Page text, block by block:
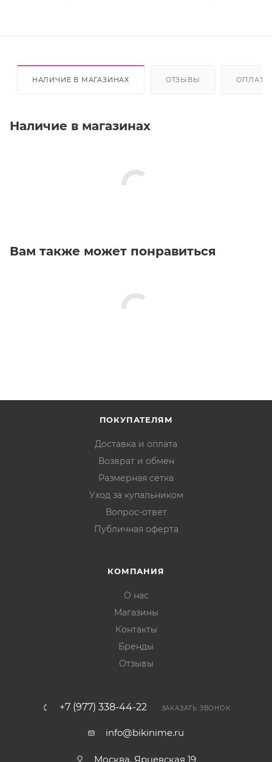
НАЛИЧИЕ В МАГАЗИНАХ ОТЗЫВЫ ОПЛАТА
Наличие в магазинах
Вам также может понравиться
ПОКУПАТЕЛЯМ
Доставка и оплата
Возврат и обмен
Размерная сетка
Уход за купальником
Вопрос-ответ
Публичная оферта
КОМПАНИЯ
О нас
Магазины
Контакты
Бренды
Отзывы
+7 (977) 338-44-22 ЗАКАЗАТЬ ЗВОНОК
info@bikinime.ru
Москва, Ярцевская 19